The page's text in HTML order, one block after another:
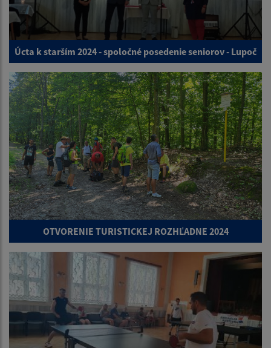
Úcta k starším 2024 - spoločné posedenie seniorov - Lupoč
OTVORENIE TURISTICKEJ ROZHĽADNE 2024